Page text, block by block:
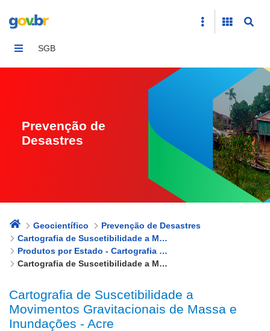
SGB
Prevenção de
Desastres
Geocientífico
Prevenção de Desastres
Cartografia de Suscetibilidade a Movimentos Gravitacionais de Massa e Inundações
Produtos por Estado - Cartografia de Suscetibilidade a Movimentos Gravitacionais de Massa e Inundações
Cartografia de Suscetibilidade a Movimentos Gravitacionais de Massa e Inundações - Acre
Cartografia de Suscetibilidade a
Movimentos Gravitacionais de Massa e
Inundações - Acre